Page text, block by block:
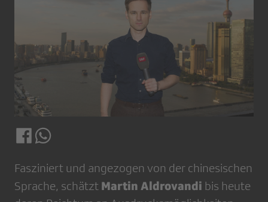
Fasziniert und angezogen von der chinesischen
Sprache, schätzt Martin Aldrovandi bis heute